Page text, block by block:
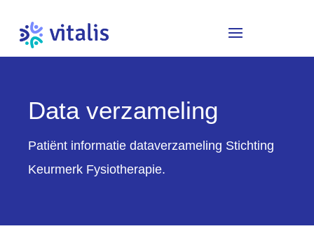
Data verzameling
Patiënt informatie dataverzameling Stichting
Keurmerk Fysiotherapie.